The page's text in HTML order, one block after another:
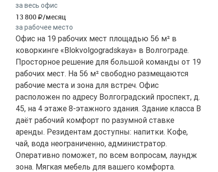
за весь офис
13 800 /месяц
за рабочее место
Офис на 19 рабочих мест площадью 56 м² в
коворкинге «Blokvolgogradskaya» в Волгограде.
Просторное решение для большой команды от 19
рабочих мест. На 56 м² свободно размещаются
рабочие места и зона для встреч. Офис
расположен по адресу Волгоградский проспект, д.
45, на 4 этаже 8-этажного здания. Здание класса B
даёт рабочий комфорт по разумной ставке
аренды. Резидентам доступны: напитки. Кофе,
чай, вода неограниченно, администратор.
Оперативно поможет, по всем вопросам, лаундж
зона. Мягкая мебель для вашего комфорта.